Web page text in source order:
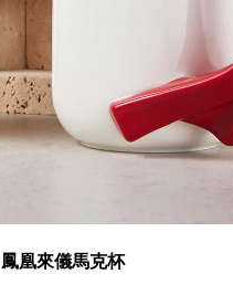
鳳凰來儀馬克杯